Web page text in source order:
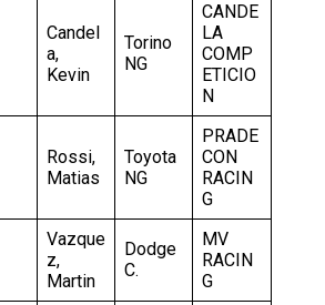
Candel
a,
Kevin
Torino
NG
CANDE
LA
COMP
ETICIO
N
Rossi,
Matias
Toyota
NG
PRADE
CON
RACIN
G
Vazque
z,
Martin
Dodge
C.
MV
RACIN
G